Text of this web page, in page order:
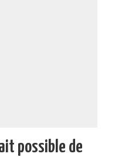
possible de